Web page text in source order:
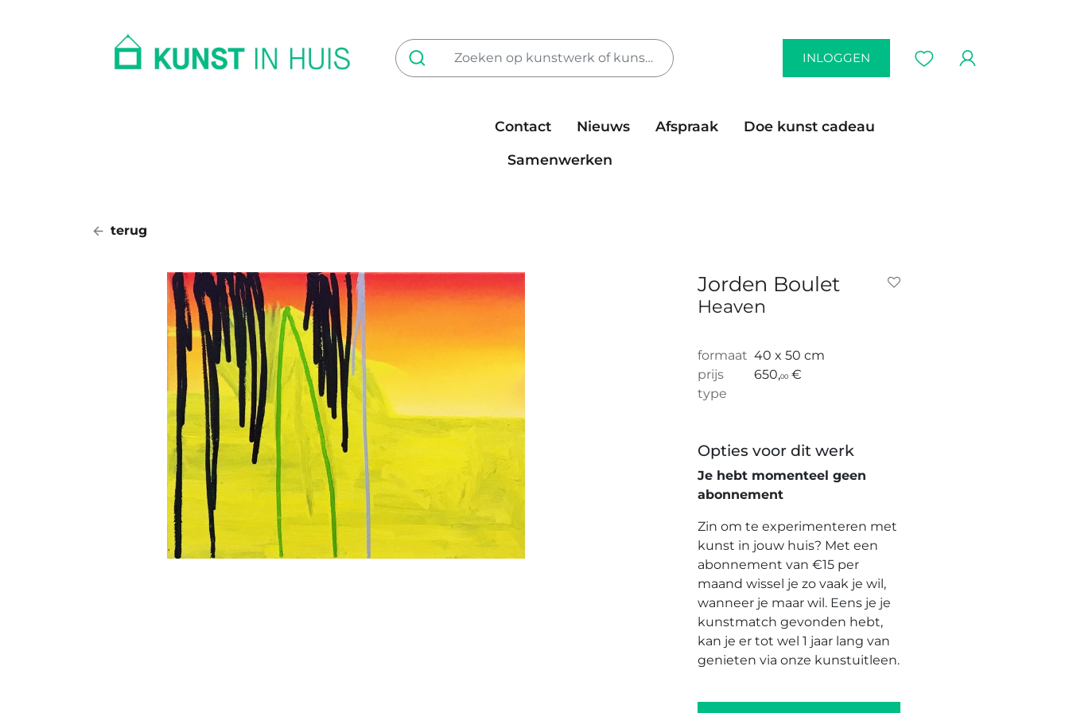
INLOGGEN
Contact Nieuws Afspraak
Doe kunst cadeau
Samenwerken
terug
Jorden Boulet
Heaven
formaat 40 x 50 cm
prijs
650,00 €
type
Opties voor dit werk
Je hebt momenteel geen
abonnement
Zin om te experimenteren met
kunst in jouw huis? Met een
abonnement van €15 per
maand wissel je zo vaak je wil,
wanneer je maar wil. Eens je je
kunstmatch gevonden hebt,
kan je er tot wel 1 jaar lang van
genieten via onze kunstuitleen.